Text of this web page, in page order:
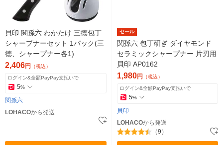
貝印 関孫六 わかたけ 三徳包丁
シャープナーセット 1パック(三
徳、シャープナー各1)
2,406円 （税込）
ログイン&全額PayPay支払いで
5%
関孫六
LOHACOから発送
セール
関孫六 包丁研ぎ ダイヤモンド
セラミックシャープナー 片刃用
貝印 AP0162
1,980円 （税込）
ログイン&全額PayPay支払いで
5%
貝印
LOHACOから発送
（9）